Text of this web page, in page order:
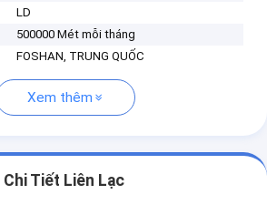
LD
500000 Mét mỗi tháng
FOSHAN, TRUNG QUỐC
Xem thêm
Chi Tiết Liên Lạc